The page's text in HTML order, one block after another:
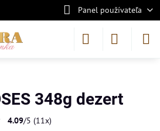
Panel používateľa
348g dezert
4.09/5 (11x)